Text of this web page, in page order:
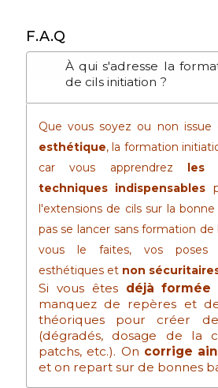
F.A.Q
À qui s'adresse la
de cils initiation ?
Que vous soyez ou non
esthétique, la formation
car vous apprendrez les
techniques indispensables
l'extensions de cils sur la
pas se lancer sans formation
vous le faites, vos poses
esthétiques et non
Si vous êtes déjà formée
manquez de repères et de
théoriques pour créer
(dégradés, dosage de la
patchs, etc.). On corrige
et on repart sur de bonnes